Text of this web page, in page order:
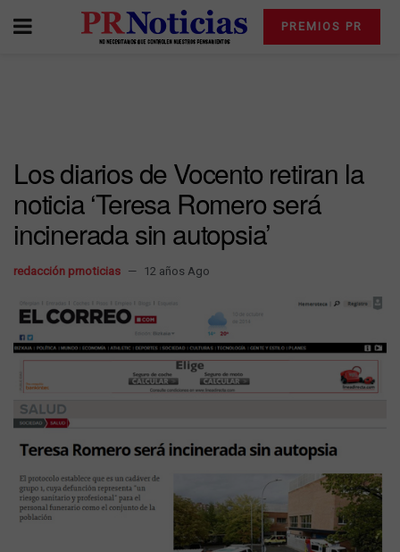
PREMIOS PR
Los diarios de Vocento retiran la
noticia ‘Teresa Romero será
incinerada sin autopsia’
redacción prnoticias 12 años Ago